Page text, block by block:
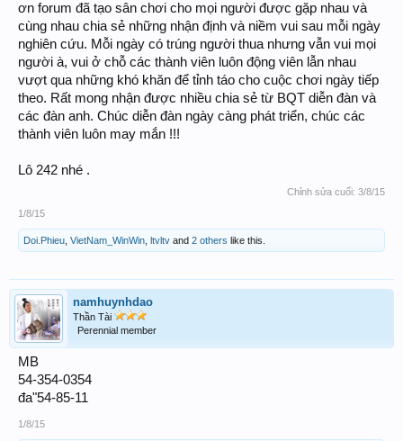
ơn forum đã tạo sân chơi cho mọi người được gặp nhau và
cùng nhau chia sẻ những nhận định và niềm vui sau mỗi ngày
nghiên cứu. Mỗi ngày có trúng người thua nhưng vẫn vui mọi
người à, vui ở chỗ các thành viên luôn động viên lẫn nhau
vượt qua những khó khăn để tỉnh táo cho cuộc chơi ngày tiếp
theo. Rất mong nhận được nhiều chia sẻ từ BQT diễn đàn và
các đàn anh. Chúc diễn đàn ngày càng phát triển, chúc các
thành viên luôn may mắn !!!
Lô 242 nhé .
Chỉnh sửa cuối: 3/8/15
1/8/15
Doi.Phieu VietNam_WinWin ltvltv and 2 others like this.
namhuynhdao
Thần Tài
Perennial member
MB
54-354-0354
đa"54-85-11
1/8/15